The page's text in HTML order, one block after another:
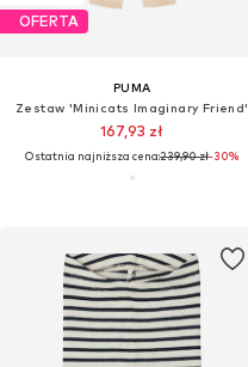
OFERTA
PUMA
Zestaw 'Minicats Imaginary Friend'
167,93 zł
Ostatnia najniższa cena:239,90 zł-30%